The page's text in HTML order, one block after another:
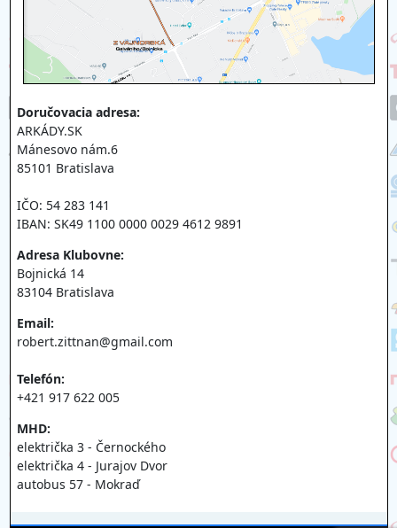
Doručovacia adresa:
ARKÁDY.SK
Mánesovo nám.6
85101 Bratislava
IČO: 54 283 141
IBAN: SK49 1100 0000 0029 4612 9891
Adresa Klubovne:
Bojnická 14
83104 Bratislava
Email:
robert.zittnan@gmail.com
Telefón:
+421 917 622 005
MHD:
električka 3 - Černockého
električka 4 - Jurajov Dvor
autobus 57 - Mokraď